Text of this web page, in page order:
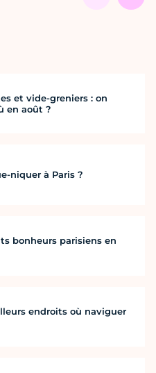
et vide-greniers : on
en août ?
niquer à Paris ?
bonheurs parisiens en
endroits où naviguer